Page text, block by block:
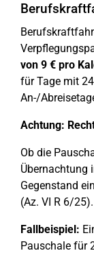
von 9 € pro
für Tage mit
An-/
Achtung:
Ob die
Übernachtung
Gegenstand
(Az. VI R 6/25).
Fallbeispiel:
Pauschale für